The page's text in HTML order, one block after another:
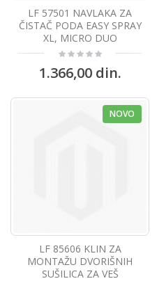
LF 57501 NAVLAKA ZA
ČISTAČ PODA EASY SPRAY
XL, MICRO DUO
1.366,00 din.
NOVO
LF 85606 KLIN ZA
MONTAŽU DVORIŠNIH
SUŠILICA ZA VEŠ